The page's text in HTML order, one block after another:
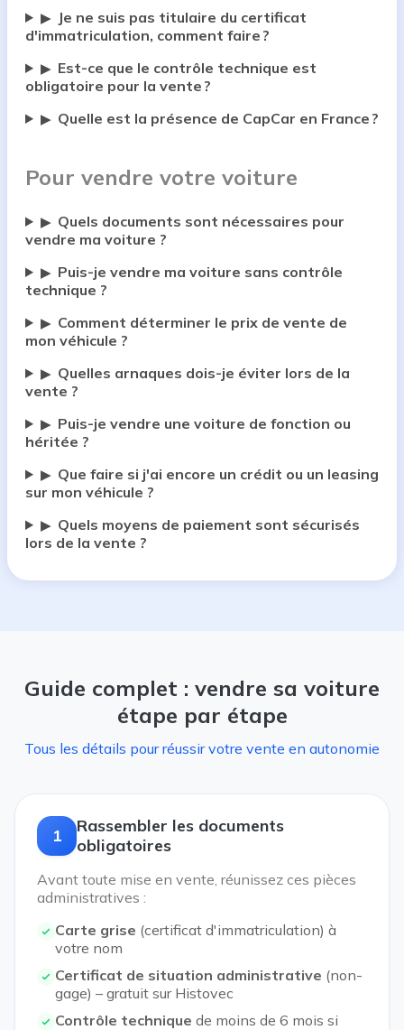
▶
Je ne suis pas titulaire du certificat
d'immatriculation, comment faire ?
▶ Est-ce que le contrôle technique est
obligatoire pour la vente ?
▶ Quelle est la présence de CapCar en France ?
Pour vendre votre voiture
▶ Quels documents sont nécessaires pour
vendre ma voiture ?
▶ Puis-je vendre ma voiture sans contrôle
technique ?
▶ Comment déterminer le prix de vente de
mon véhicule ?
▶ Quelles arnaques dois-je éviter lors de la
vente ?
▶ Puis-je vendre une voiture de fonction ou
héritée ?
▶ Que faire si j'ai encore un crédit ou un leasing
sur mon véhicule ?
▶ Quels moyens de paiement sont sécurisés
lors de la vente ?
Guide complet : vendre sa voiture
étape par étape
Tous les détails pour réussir votre vente en autonomie
1
Rassembler les documents
obligatoires
Avant toute mise en vente, réunissez ces pièces
administratives :
Carte grise (certificat d'immatriculation) à
votre nom
Certificat de situation administrative (non-
gage) – gratuit sur Histovec
Contrôle technique de moins de 6 mois si